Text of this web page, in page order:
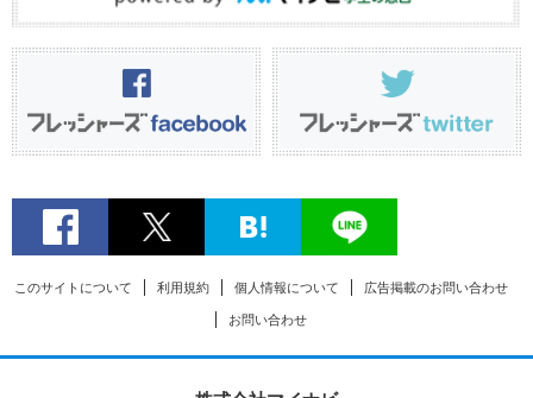
このサイトについて 利用規約 個人情報について 広告掲載のお問い合わせ
お問い合わせ